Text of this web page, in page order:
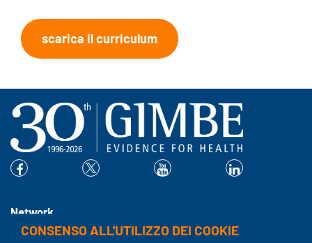
scarica il curriculum
Network
GIMBE
GIMBEducation
CONSENSO ALL'UTILIZZO DEI COOKIE